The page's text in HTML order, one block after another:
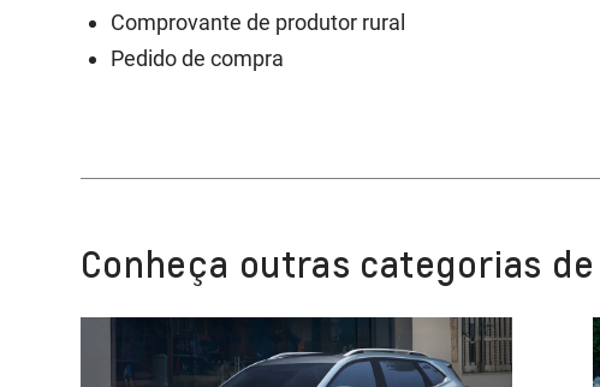
Comprovante de produtor rural
Pedido de compra
Conheça outras categorias